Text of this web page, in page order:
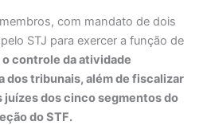
com mandato de dois
STJ para exercer a função de
o controle da atividade
dos tribunais, além de fiscalizar
dos cinco segmentos do
do STF.